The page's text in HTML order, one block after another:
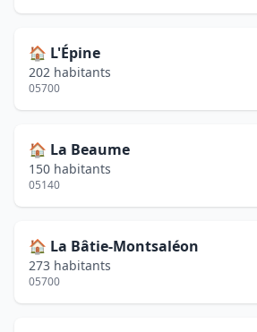
🏠 L'Épine
202 habitants
05700
🏠 La Beaume
150 habitants
05140
🏠 La Bâtie-Montsaléon
273 habitants
05700